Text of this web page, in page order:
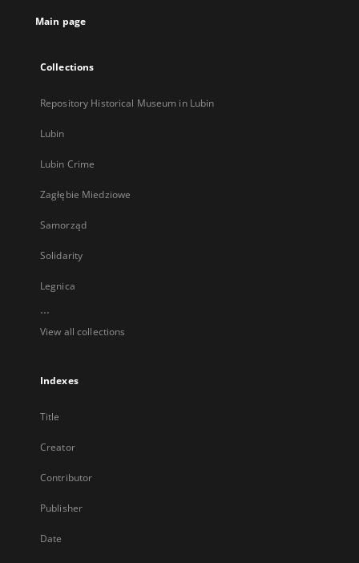
Main page
Collections
Repository Historical Museum in Lubin
Lubin
Lubin Crime
Zagłębie Miedziowe
Samorząd
Solidarity
Legnica
...
View all collections
Indexes
Title
Creator
Contributor
Publisher
Date